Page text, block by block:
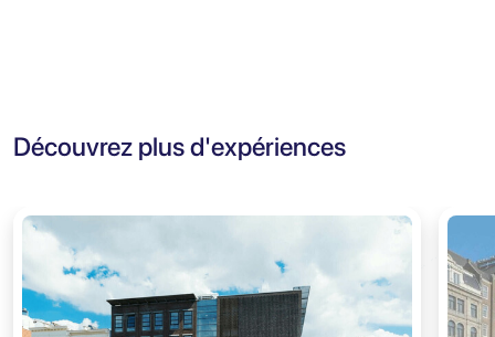
Découvrez plus d'expériences